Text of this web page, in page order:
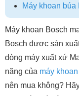
Máy khoan
Máy khoan Bosch
Bosch được sản
dòng máy xuất xứ
năng của máy
nên mua không?